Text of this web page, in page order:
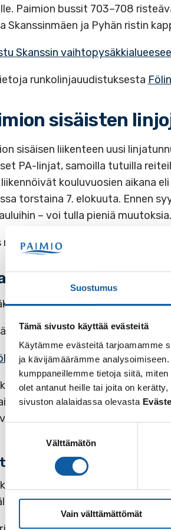
Suostumus
Tämä sivusto käyttää evästeitä
Käytämme evästeitä tarjoamamme
ja kävijämäärämme
kumppaneillemme tietoja siitä,
olet antanut heille tai joita on
sivuston alalaidassa olevasta
Välttämätön
Vain välttämättömät
Paimion bussit 703–708
Skanssinmäen ja Pyhän ristin
Skanssin
runkolinjauudistuksesta
sisäisten
sisäisen liikenteen uusi
PA-linjat, samoilla tutuilla
kouluvuosien aikana
torstaina 7. elokuuta. Ennen
– voi tulla pieniä
ns koululaislinjat ovat vapaasti
alussa 2025 astuvat
aikataulut:
reittioppaasta
joita saa kaikista
aikataulukirjoja saa
ke – to klo 11 – 17 ja pe – su
uudesta
on voimassa 1.7.2025
kesäaikataulut että